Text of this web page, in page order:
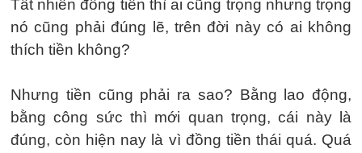
Tất nhiên đồng tiền thì ai cũng trọng nhưng trọng
nó cũng phải đúng lẽ, trên đời này có ai không
thích tiền không?
Nhưng tiền cũng phải ra sao? Bằng lao động,
bằng công sức thì mới quan trọng, cái này là
đúng, còn hiện nay là vì đồng tiền thái quá. Quá